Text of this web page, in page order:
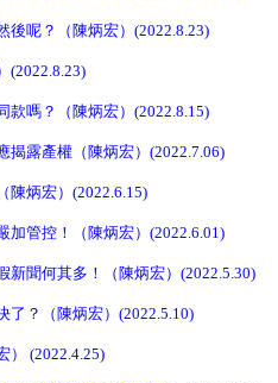
後呢？（陳炳宏）(2022.8.23)
(2022.8.23)
款嗎？（陳炳宏）(2022.8.15)
露產權（陳炳宏）(2022.7.06)
陳炳宏）(2022.6.15)
管控！（陳炳宏）(2022.6.01)
聞何其多！（陳炳宏）(2022.5.30)
？（陳炳宏）(2022.5.10)
） (2022.4.25)